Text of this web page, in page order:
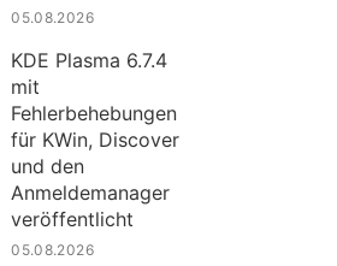
05.08.2026
KDE Plasma 6.7.4
mit
Fehlerbehebungen
für KWin, Discover
und den
Anmeldemanager
veröffentlicht
05.08.2026